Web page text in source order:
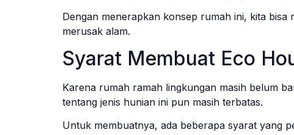
Dengan menerapkan konsep rumah ini, kita
merusak alam.
Syarat Membuat Eco
Karena rumah ramah lingkungan masih belum
tentang jenis hunian ini pun masih terbatas.
Untuk membuatnya, ada beberapa syarat yang